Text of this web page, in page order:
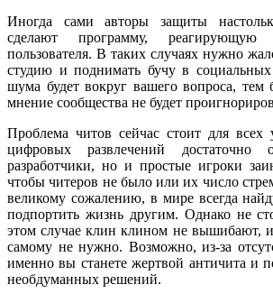
Иногда сами авторы защиты
сделают программу,
пользователя. В таких случаях нужно
студию и поднимать бучу в
шума будет вокруг вашего вопроса, тем
мнение сообщества не будет
Проблема читов сейчас стоит для всех
цифровых развлечений достаточно
разработчики, но и простые игроки
чтобы читеров не было или их число
великому сожалению, в мире всегда
подпортить жизнь другим. Однако не
этом случае клин клином не вышибают,
самому не нужно. Возможно, из-за
именно вы станете жертвой античита и
необдуманных решений.